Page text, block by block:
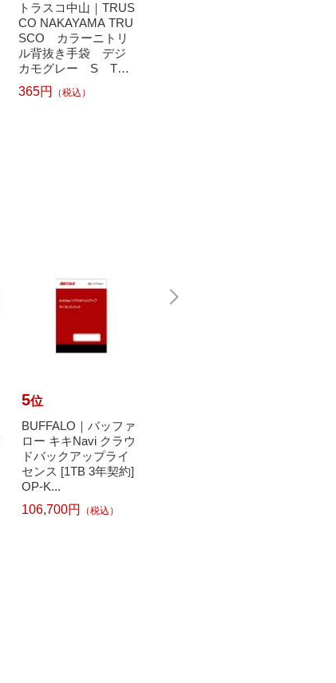
トラスコ中山｜TRUS
CO NAKAYAMA TRU
SCO カラーニトリ
ル背抜き手袋 デジ
カモグレー S TGL
-3000SP-NS-S《※画
像はイメージです。
365円 （税込）
5位
BUFFALO｜バッファ
ロー キキNavi クラウ
ドバックアップライ
センス [1TB 3年契約]
OP-K...
106,700円
（税込）